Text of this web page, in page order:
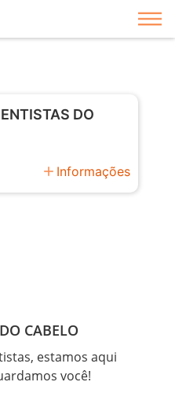
DO
add Informações
CABELO
estamos aqui
você!